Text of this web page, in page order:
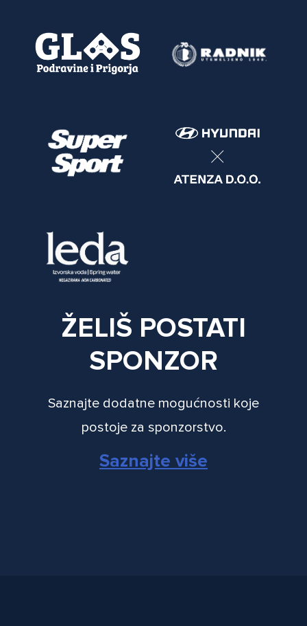
ŽELIŠ POSTATI
SPONZOR
Saznajte dodatne mogućnosti koje
postoje za sponzorstvo.
Saznajte više